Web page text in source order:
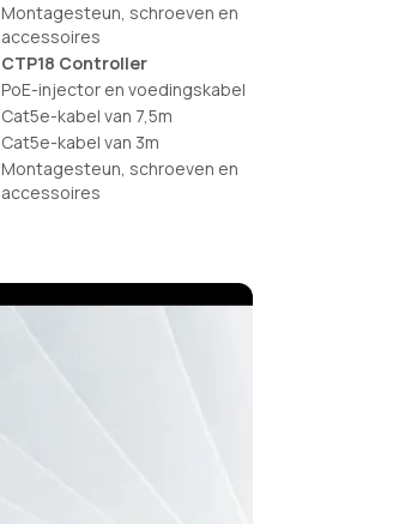
Montagesteun, schroeven en
accessoires
CTP18 Controller
PoE-injector en voedingskabel
Cat5e-kabel van 7,5m
Cat5e-kabel van 3m
Montagesteun, schroeven en
accessoires